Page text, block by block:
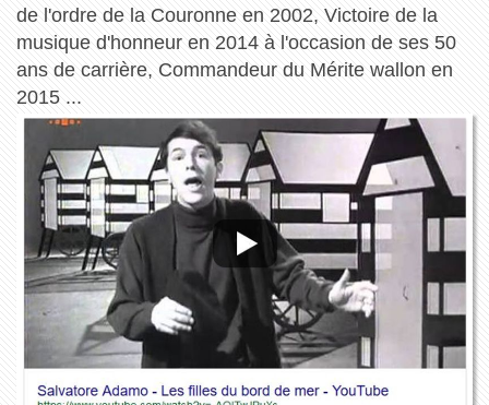
de l'ordre de la Couronne en 2002, Victoire de la
musique d'honneur en 2014 à l'occasion de ses 50
ans de carrière, Commandeur du Mérite wallon en
2015 ...